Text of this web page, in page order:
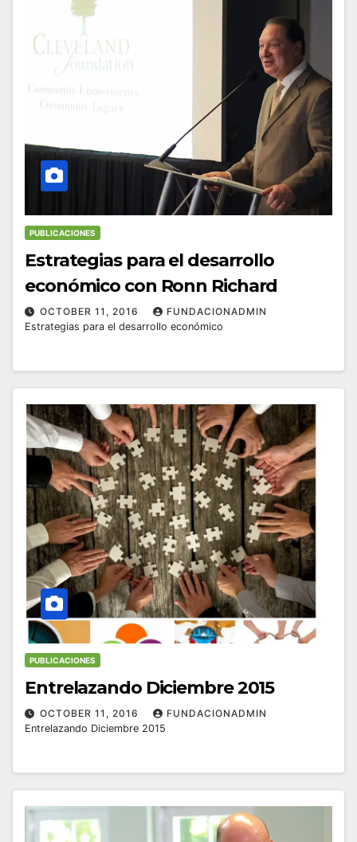
PUBLICACIONES
Estrategias para el desarrollo
económico con Ronn Richard
OCTOBER 11, 2016
FUNDACIONADMIN
Estrategias para el desarrollo económico
PUBLICACIONES
Entrelazando Diciembre 2015
OCTOBER 11, 2016
FUNDACIONADMIN
Entrelazando Diciembre 2015